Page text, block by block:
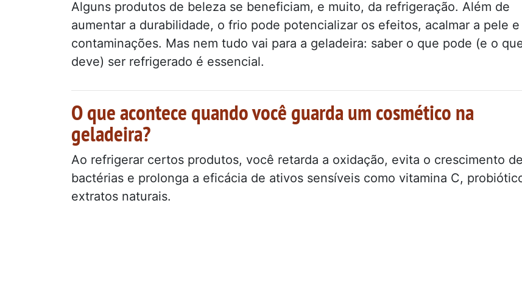
Alguns produtos de beleza se beneficiam, e muito, da refrigeração. Além de
aumentar a durabilidade, o frio pode potencializar os efeitos, acalmar a pele
contaminações. Mas nem tudo vai para a geladeira: saber o que pode (e o
deve) ser refrigerado é essencial.
O que acontece quando você guarda um cosmético na
geladeira?
Ao refrigerar certos produtos, você retarda a oxidação, evita o crescimento de
bactérias e prolonga a eficácia de ativos sensíveis como vitamina C,
extratos naturais.